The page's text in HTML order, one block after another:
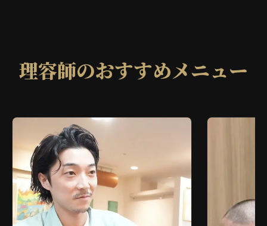
理容師のおすすめメニュー